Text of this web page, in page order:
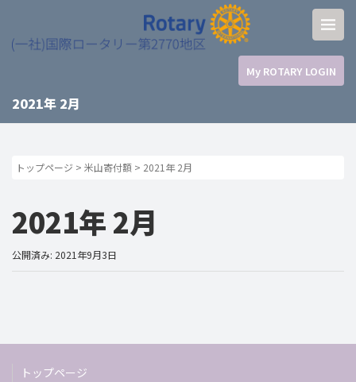
My ROTARY LOGIN
2021年 2月
トップページ > 米山寄付額 > 2021年 2月
2021年 2月
公開済み: 2021年9月3日
トップページ